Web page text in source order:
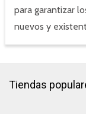
para garantizar
nuevos y
Tiendas